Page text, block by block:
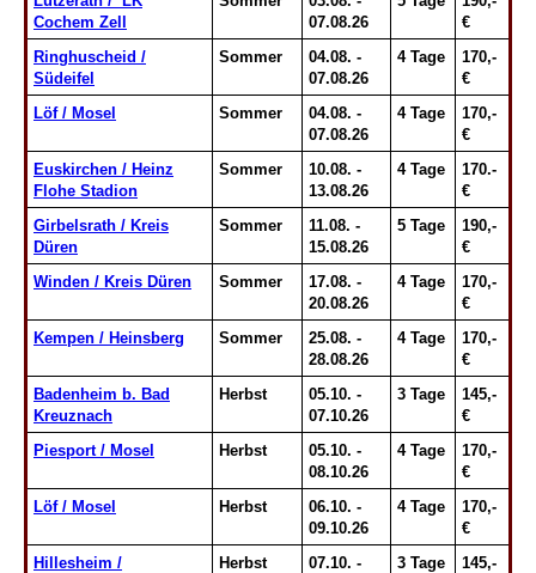
Cochem Zell
07.08.26
€
Ringhuscheid /
Südeifel
Sommer
04.08. -
07.08.26
4 Tage
170,-
€
Löf / Mosel
Sommer
04.08. -
07.08.26
4 Tage
170,-
€
Euskirchen / Heinz
Flohe Stadion
Sommer
10.08. -
13.08.26
4 Tage
170.-
€
Girbelsrath / Kreis
Düren
Sommer
11.08. -
15.08.26
5 Tage
190,-
€
Winden / Kreis Düren
Sommer
17.08. -
20.08.26
4 Tage
170,-
€
Kempen / Heinsberg
Sommer
25.08. -
28.08.26
4 Tage
170,-
€
Badenheim b. Bad
Kreuznach
Herbst
05.10. -
07.10.26
3 Tage
145,-
€
Piesport / Mosel
Herbst
05.10. -
08.10.26
4 Tage
170,-
€
Löf / Mosel
Herbst
06.10. -
09.10.26
4 Tage
170,-
€
Hillesheim /
Herbst
07.10. -
3 Tage
145,-